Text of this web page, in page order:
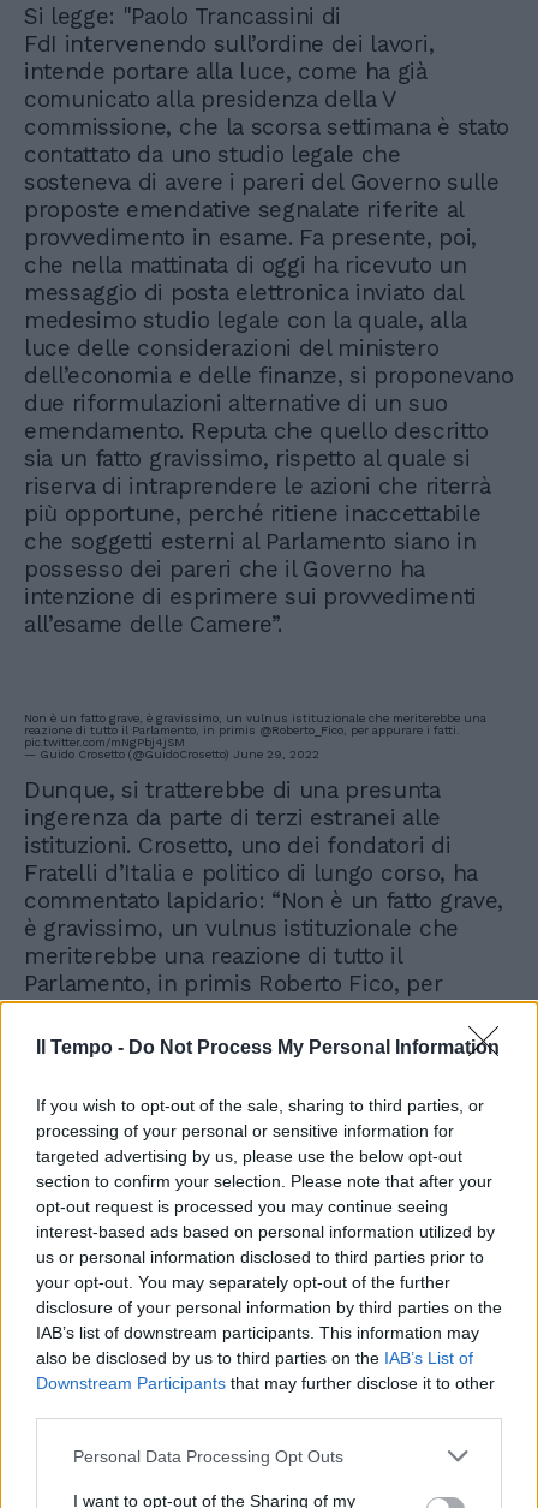
Il Tempo - Do Not Process My Personal Information
If you wish to opt-out of the sale, sharing to third parties, or
processing of your personal or sensitive information for
targeted advertising by us, please use the below opt-out
section to confirm your selection. Please note that after your
opt-out request is processed you may continue seeing
interest-based ads based on personal information utilized by
us or personal information disclosed to third parties prior to
your opt-out. You may separately opt-out of the further
disclosure of your personal information by third parties on the
IAB’s list of downstream participants. This information may
also be disclosed by us to third parties on the IAB’s List of
Downstream Participants that may further disclose it to other
Personal Data Processing Opt Outs
I want to opt-out of the Sharing of my
Si legge: "Paolo Trancassini di
FdI intervenendo sull’ordine dei lavori,
intende portare alla luce, come ha già
comunicato alla presidenza della V
commissione, che la scorsa settimana è stato
contattato da uno studio legale che
sosteneva di avere i pareri del Governo sulle
proposte emendative segnalate riferite al
provvedimento in esame. Fa presente, poi,
che nella mattinata di oggi ha ricevuto un
messaggio di posta elettronica inviato dal
medesimo studio legale con la quale, alla
luce delle considerazioni del ministero
dell’economia e delle finanze, si proponevano
due riformulazioni alternative di un suo
emendamento. Reputa che quello descritto
sia un fatto gravissimo, rispetto al quale si
riserva di intraprendere le azioni che riterrà
più opportune, perché ritiene inaccettabile
che soggetti esterni al Parlamento siano in
possesso dei pareri che il Governo ha
intenzione di esprimere sui provvedimenti
all’esame delle Camere”.
Non è un fatto grave, è gravissimo, un vulnus istituzionale che meriterebbe una
reazione di tutto il Parlamento, in primis @Roberto_Fico , per appurare i fatti.
pic.twitter.com/mNgPbj4jSM
— Guido Crosetto (@GuidoCrosetto) June 29, 2022
Dunque, si tratterebbe di una presunta
ingerenza da parte di terzi estranei alle
istituzioni. Crosetto, uno dei fondatori di
Fratelli d’Italia e politico di lungo corso, ha
commentato lapidario: “Non è un fatto grave,
è gravissimo, un vulnus istituzionale che
meriterebbe una reazione di tutto il
Parlamento, in primis Roberto Fico, per
appurare i fatti”.